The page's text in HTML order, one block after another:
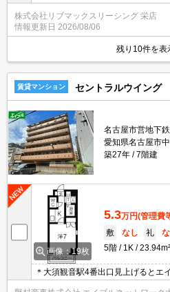
店街が徒歩圏内にあって便利な立地
株式会社リブマックスリーシング 栄店
情報更新日 2026/08/06
残り10件を表
賃貸マンション セントラルウイング
名古屋市営地下
愛知県名古屋市
築27年
7階建
画像：19枚
5.3万円(管理費
敷
なし 礼
5階
1K 23.94m²
＊大須観音駅4番出口見上げるとエ